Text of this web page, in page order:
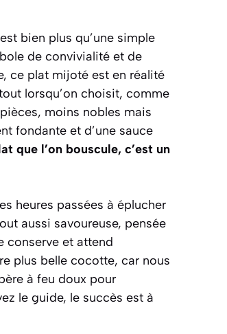
bien plus qu’une simple
de convivialité et de
ce plat mijoté est en réalité
lorsqu’on choisit, comme
moins nobles mais
fondante et d’une sauce
que l’on bouscule, c’est un
heures passées à éplucher
aussi savoureuse, pensée
conserve et attend
plus belle cocotte, car nous
à feu doux pour
le guide, le succès est à